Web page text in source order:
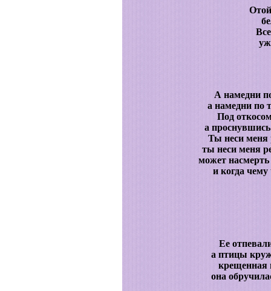
А намедни
а намедни по
Под
а проснувшись
Ты неси меня
ты неси меня
может насмерть
и когда чему
Ее
а птицы
крещенная
она